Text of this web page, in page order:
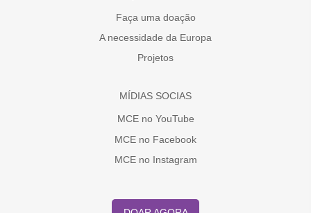
Faça uma doação
A necessidade da Europa
Projetos
MÍDIAS SOCIAS
MCE no YouTube
MCE no Facebook
MCE no Instagram